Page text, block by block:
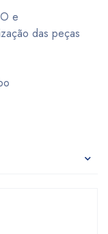
e
das peças